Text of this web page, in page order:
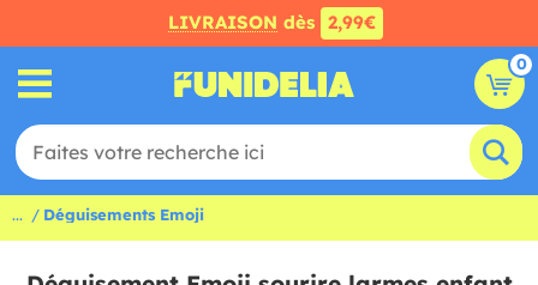
LIVRAISON dès 2,99€
0
... Déguisements Emoji